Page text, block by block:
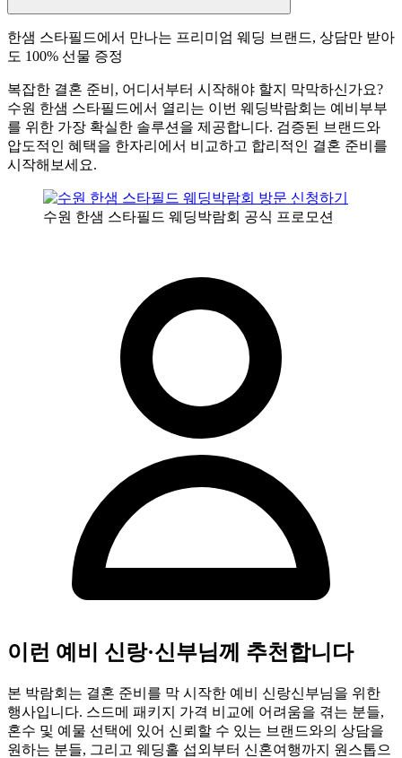
한샘 스타필드에서 만나는 프리미엄 웨딩 브랜드, 상담만 받아
도 100% 선물 증정
복잡한 결혼 준비, 어디서부터 시작해야 할지 막막하신가요?
수원 한샘 스타필드에서 열리는 이번 웨딩박람회는 예비부부
를 위한 가장 확실한 솔루션을 제공합니다. 검증된 브랜드와
압도적인 혜택을 한자리에서 비교하고 합리적인 결혼 준비를
시작해보세요.
수원 한샘 스타필드 웨딩박람회 공식 프로모션
이런 예비 신랑·신부님께 추천합니다
본 박람회는 결혼 준비를 막 시작한 예비 신랑신부님을 위한
행사입니다. 스드메 패키지 가격 비교에 어려움을 겪는 분들,
혼수 및 예물 선택에 있어 신뢰할 수 있는 브랜드와의 상담을
원하는 분들, 그리고 웨딩홀 섭외부터 신혼여행까지 원스톱으